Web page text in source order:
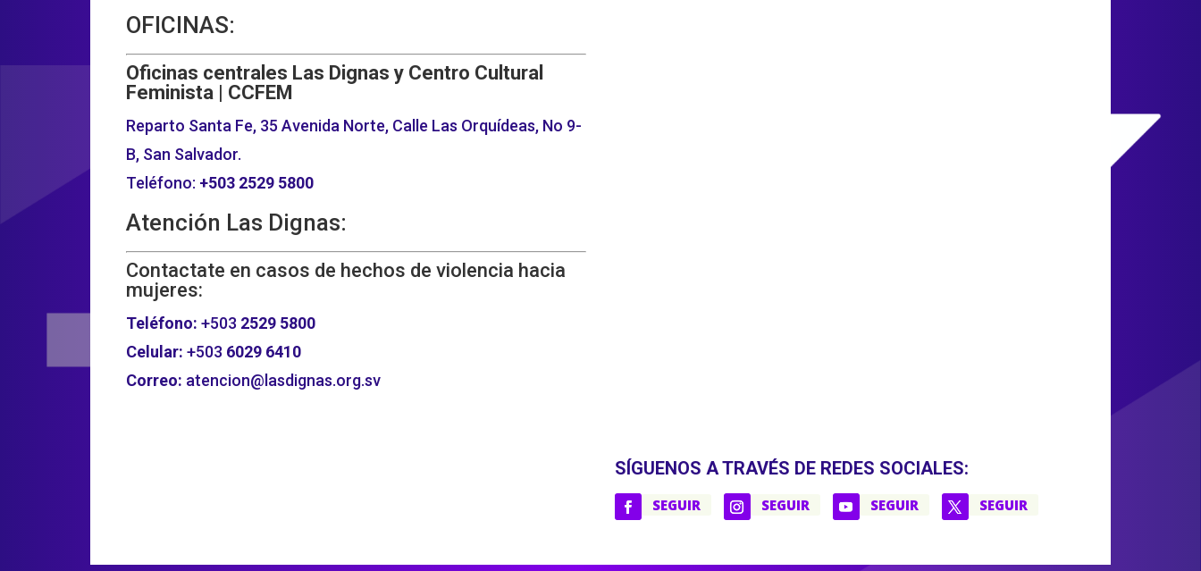
OFICINAS:
Oficinas centrales Las Dignas y Centro Cultural
Feminista | CCFEM
Reparto Santa Fe, 35 Avenida Norte, Calle Las Orquídeas, No 9-
B, San Salvador.
Teléfono: +503 2529 5800
Atención Las Dignas:
Contactate en casos de hechos de violencia hacia
mujeres:
Teléfono: +503 2529 5800
Celular: +503 6029 6410
Correo: atencion@lasdignas.org.sv
SÍGUENOS A TRAVÉS DE REDES SOCIALES:
SEGUIR SEGUIR SEGUIR SEGUIR